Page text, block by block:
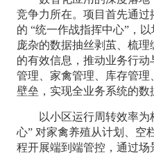
竞争力所在。项目首先通
的 “统一作战指挥中心”，
庞杂的数据抽丝剥茧、梳
的有效信息，推动业务行
管理、家禽管理、库存管
壁垒，实现全业务系统的数
以小区运行周转效率
心” 对家禽养殖从计划、空
程开展端到端管控，通过